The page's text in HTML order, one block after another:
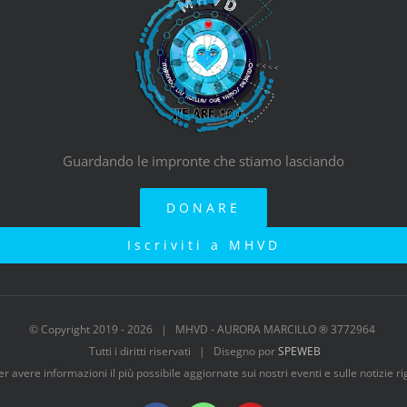
Guardando le impronte che stiamo lasciando
DONARE
Iscriviti a MHVD
© Copyright 2019 -2026 | MHVD - AURORA MARCILLO ® 3772964
Tutti i diritti riservati | Disegno porSPEWEB
avere informazioni il più possibile aggiornate sui nostri eventi e sulle notizie